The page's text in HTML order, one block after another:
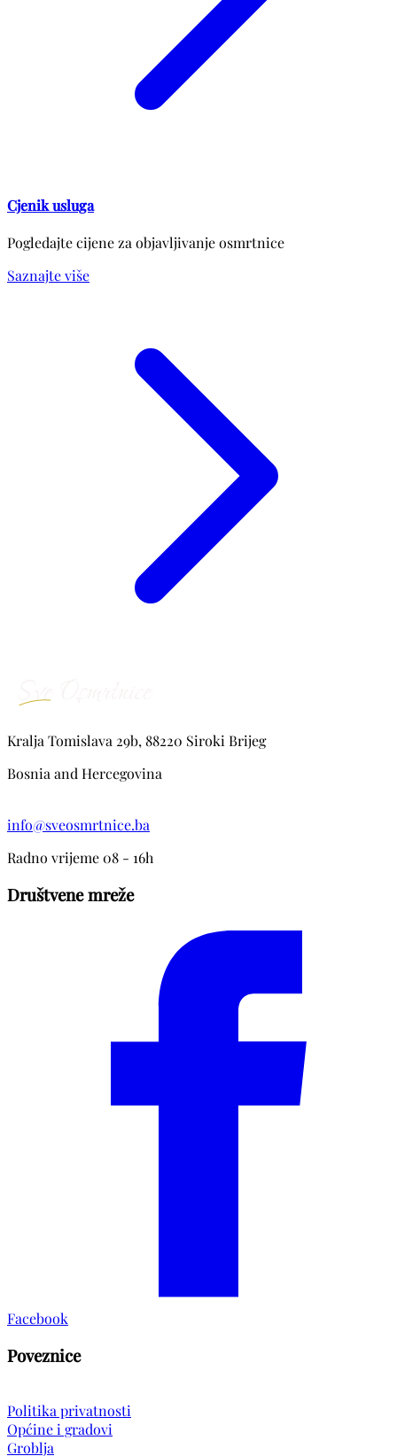
Cjenik usluga
Pogledajte cijene za objavljivanje osmrtnice
Saznajte više
Kralja Tomislava 29b, 88220 Siroki Brijeg
Bosnia and Hercegovina
info@sveosmrtnice.ba
Radno vrijeme 08 - 16h
Društvene mreže
Facebook
Poveznice
Politika privatnosti
Općine i gradovi
Groblja